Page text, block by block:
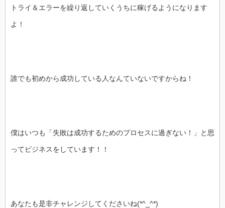
トライ＆エラーを繰り返していくうちに稼げるようになります
よ！
誰でも初めから成功している人なんていないですからね！
僕はいつも「失敗は成功するためのプロセスに過ぎない！」と思
ってビジネスをしています！！
あなたも是非チャレンジしてくださいね(*^_^*)